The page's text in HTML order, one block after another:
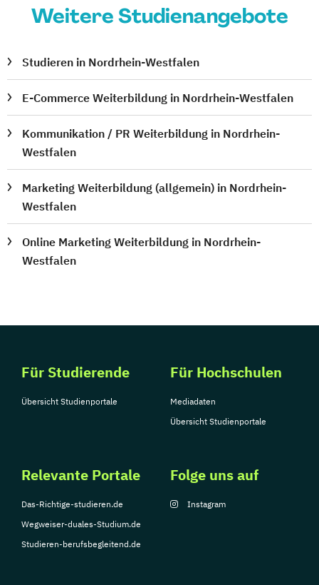
Weitere Studienangebote
Studieren in Nordrhein-Westfalen
E-Commerce Weiterbildung in Nordrhein-Westfalen
Kommunikation / PR Weiterbildung in Nordrhein-
Westfalen
Marketing Weiterbildung (allgemein) in Nordrhein-
Westfalen
Online Marketing Weiterbildung in Nordrhein-
Westfalen
Für Studierende
Übersicht Studienportale
Für Hochschulen
Mediadaten
Übersicht Studienportale
Relevante Portale
Das-Richtige-studieren.de
Wegweiser-duales-Studium.de
Studieren-berufsbegleitend.de
Folge uns auf
Instagram